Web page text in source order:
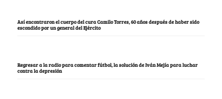
Así encontraron el cuerpo del cura Camilo Torres, 60 años después de haber sido
escondido por un general del Ejército
Regresar a la radio para comentar fútbol, la solución de Iván Mejía para luchar
contra la depresión